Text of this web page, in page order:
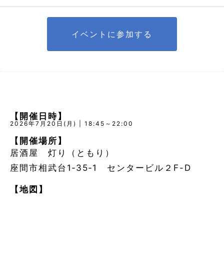
イベントに参加する
【開催日時】
2026年7月20日(月) | 18:45～22:00
【開催場所】
居酒屋 灯り（ともり）
座間市相武台1‐35‐1 センタービル２F-D
【地図】